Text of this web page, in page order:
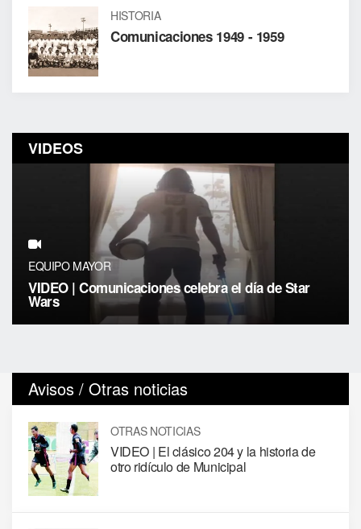
HISTORIA
Comunicaciones 1949 - 1959
VIDEOS
EQUIPO MAYOR
VIDEO | Comunicaciones celebra el día de Star
Wars
Avisos / Otras noticias
OTRAS NOTICIAS
VIDEO | El clásico 204 y la historia de
otro ridículo de Municipal